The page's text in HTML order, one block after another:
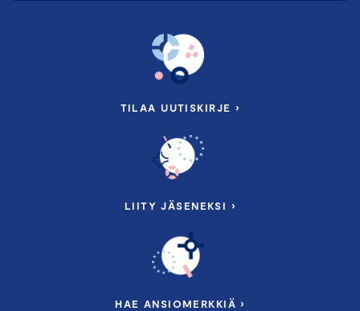
TILAA UUTISKIRJE ›
LIITY JÄSENEKSI ›
HAE ANSIOMERKKIÄ ›